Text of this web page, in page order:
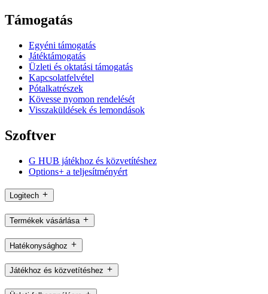
Támogatás
Egyéni támogatás
Játéktámogatás
Üzleti és oktatási támogatás
Kapcsolatfelvétel
Pótalkatrészek
Kövesse nyomon rendelését
Visszaküldések és lemondások
Szoftver
G HUB játékhoz és közvetítéshez
Options+ a teljesítményért
Logitech
Termékek vásárlása
Hatékonysághoz
Játékhoz és közvetítéshez